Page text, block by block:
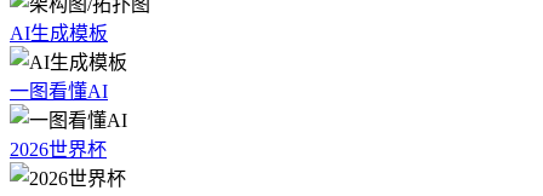
AI生成模板
一图看懂AI
2026世界杯